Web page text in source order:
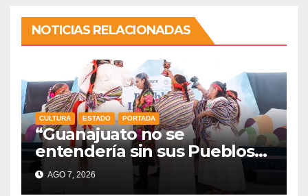
NOTICIAS RELACIONADAS
CULTURA ESTADO PORTADA
“Guanajuato no se
entendería sin sus Pueblos
Indígenas”: Libia Dennise
fortalece el orgullo del
AGO 7, 2026